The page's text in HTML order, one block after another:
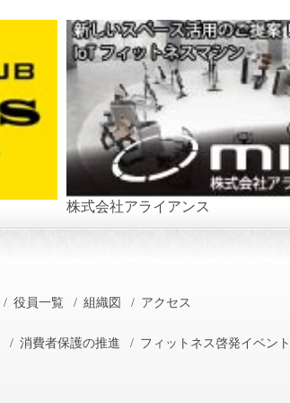
株式会社アライアンス
/ 役員一覧 / 組織図 / アクセス
/ 消費者保護の推進 / フィットネス啓発イベント